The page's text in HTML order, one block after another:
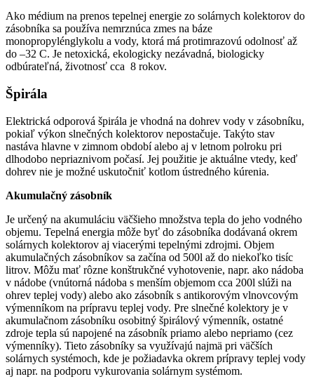
Ako médium na prenos tepelnej energie zo solárnych kolektorov do
zásobníka sa používa nemrznúca zmes na báze
monopropylénglykolu a vody, ktorá má protimrazovú odolnosť až
do –32 C. Je netoxická, ekologicky nezávadná, biologicky
odbúrateľná, životnosť cca 8 rokov.
Špirála
Elektrická odporová špirála je vhodná na dohrev vody v zásobníku,
pokiaľ výkon slnečných kolektorov nepostačuje. Takýto stav
nastáva hlavne v zimnom období alebo aj v letnom polroku pri
dlhodobo nepriaznivom počasí. Jej použitie je aktuálne vtedy, keď
dohrev nie je možné uskutočniť kotlom ústredného kúrenia.
Akumulačný zásobník
Je určený na akumuláciu väčšieho množstva tepla do jeho vodného
objemu. Tepelná energia môže byť do zásobníka dodávaná okrem
solárnych kolektorov aj viacerými tepelnými zdrojmi. Objem
akumulačných zásobníkov sa začína od 500l až do niekoľko tisíc
litrov. Môžu mať rôzne konštrukčné vyhotovenie, napr. ako nádoba
v nádobe (vnútorná nádoba s menším objemom cca 200l slúži na
ohrev teplej vody) alebo ako zásobník s antikorovým vlnovcovým
výmenníkom na prípravu teplej vody. Pre slnečné kolektory je v
akumulačnom zásobníku osobitný špirálový výmenník, ostatné
zdroje tepla sú napojené na zásobník priamo alebo nepriamo (cez
výmenníky). Tieto zásobníky sa využívajú najmä pri väčších
solárnych systémoch, kde je požiadavka okrem prípravy teplej vody
aj napr. na podporu vykurovania solárnym systémom.